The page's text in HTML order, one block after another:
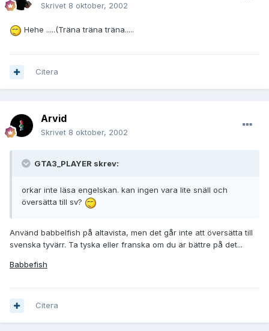
Skrivet 8 oktober, 2002
Hehe .....(Träna träna träna.....
Citera
Arvid
Skrivet 8 oktober, 2002
GTA3_PLAYER skrev:
orkar inte läsa engelskan. kan ingen vara lite snäll och
översätta till sv?
Använd babbelfish på altavista, men det går inte att översätta till
svenska tyvärr. Ta tyska eller franska om du är bättre på det...
Babbefish
Citera